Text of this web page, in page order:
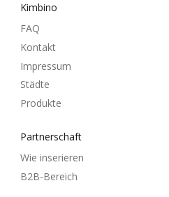
Kimbino
FAQ
Kontakt
Impressum
Städte
Produkte
Partnerschaft
Wie inserieren
B2B-Bereich